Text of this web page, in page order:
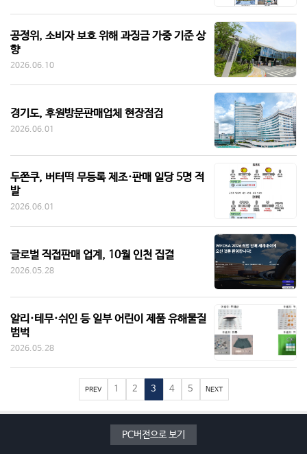
공정위, 소비자 보호 위해 과징금 가중 기준 상
향
2026.06.10
경기도, 후원방문판매업체 현장점검
2026.06.01
두쫀쿠, 버터떡 무등록 제조·판매 일당 5명 적
발
2026.06.01
글로벌 직접판매 업계, 10월 인천 집결
2026.05.28
알리·테무·쉬인 등 일부 어린이 제품 유해물질
범벅
2026.05.28
PREV 1 2 3 4 5 NEXT
PC버전으로 보기